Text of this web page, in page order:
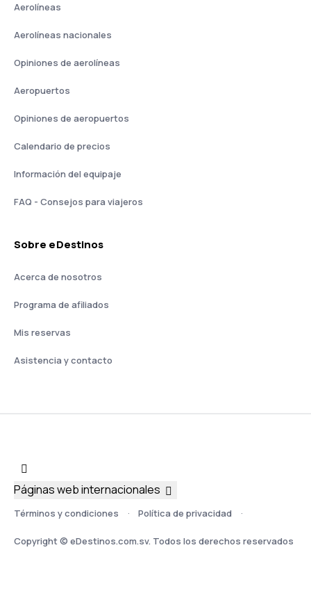
Aerolíneas
Aerolíneas nacionales
Opiniones de aerolíneas
Aeropuertos
Opiniones de aeropuertos
Calendario de precios
Información del equipaje
FAQ - Consejos para viajeros
Sobre eDestinos
Acerca de nosotros
Programa de afiliados
Mis reservas
Asistencia y contacto
Términos y condiciones Política de privacidad
Copyright © eDestinos.com.sv. Todos los derechos reservados
Páginas web internacionales